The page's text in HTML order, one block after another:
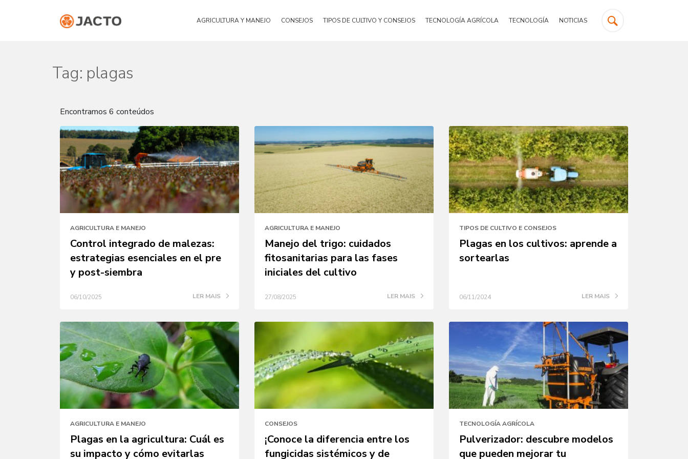
AGRICULTURA Y MANEJO CONSEJOS TIPOS DE CULTIVO Y CONSEJOS TECNOLOGÍA AGRÍCOLA TECNOLOGÍA NOTICIAS
Tag: plagas
Encontramos 6 conteúdos
AGRICULTURA E MANEJO
Control integrado de malezas:
estrategias esenciales en el pre
y post-siembra
06/10/2025 LER MAIS
AGRICULTURA E MANEJO
Manejo del trigo: cuidados
fitosanitarias para las fases
iniciales del cultivo
27/08/2025 LER MAIS
TIPOS DE CULTIVO E CONSEJOS
Plagas en los cultivos: aprende a
sortearlas
06/11/2024 LER MAIS
AGRICULTURA E MANEJO
Plagas en la agricultura: Cuál es
su impacto y cómo evitarlas
CONSEJOS
¡Conoce la diferencia entre los
fungicidas sistémicos y de
TECNOLOGÍA AGRÍCOLA
Pulverizador: descubre modelos
que pueden mejorar tu